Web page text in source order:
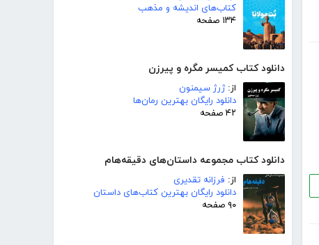
کتاب‌های اندیشه و مذهب
۱۳۴ صفحه
دانلود کتاب کمیسر مگره و پیرزن
از:ژرژ سیمنون
دانلود رایگان بهترین رمان‌ها
۴۲ صفحه
دانلود کتاب مجموعه داستان‌های دقیقه‌هام
از: فرزانه تقدیری
دانلود رایگان بهترین کتاب‌های داستان
۹۰ صفحه